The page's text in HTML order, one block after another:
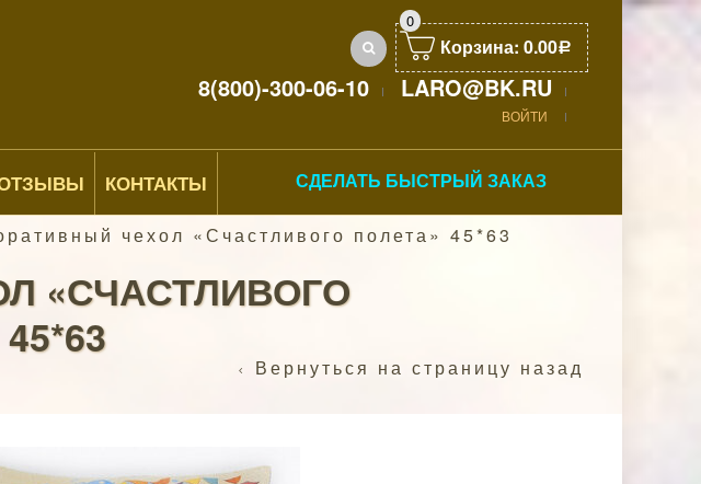
0
Корзина: 0.00Р
8(800)-300-06-10 LARO@BK.RU
ВОЙТИ
КОНТАКТЫ СДЕЛАТЬ БЫСТРЫЙ ЗАКАЗ
чехол «Счастливого полета» 45*63
«СЧАСТЛИВОГО
Вернуться на страницу назад